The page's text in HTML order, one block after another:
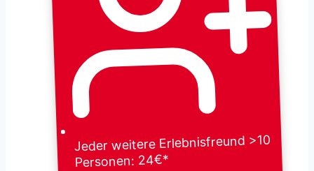
Jeder weitere Erlebnisfreund >10
Personen: 24€*